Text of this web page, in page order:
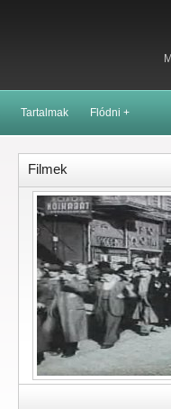
Tartalmak Flódni +
Filmek